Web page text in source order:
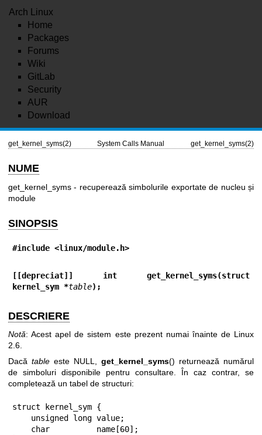
Arch Linux
Home
Packages
Forums
Wiki
GitLab
Security
AUR
Download
get_kernel_syms(2) System Calls Manual get_kernel_syms(2)
NUME
get_kernel_syms - recuperează simbolurile exportate de nucleu și
module
SINOPSIS
#include <linux/module.h>
[[depreciat]] int get_kernel_syms(struct
kernel_sym *table);
DESCRIERE
Notă: Acest apel de sistem este prezent numai înainte de Linux
2.6.
Dacă table este NULL, get_kernel_syms() returnează numărul
de simboluri disponibile pentru consultare. În caz contrar, se
completează un tabel de structuri:
struct kernel_sym {